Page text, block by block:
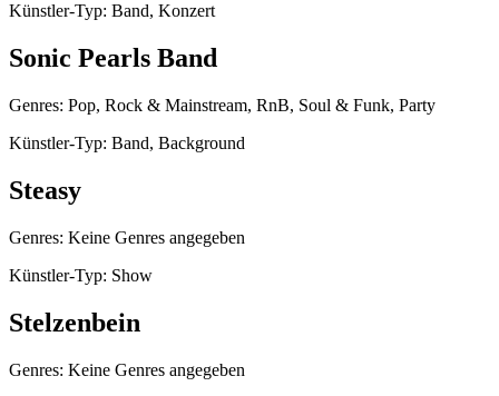
Künstler-Typ: Band, Konzert
Sonic Pearls Band
Genres: Pop, Rock & Mainstream, RnB, Soul & Funk, Party
Künstler-Typ: Band, Background
Steasy
Genres: Keine Genres angegeben
Künstler-Typ: Show
Stelzenbein
Genres: Keine Genres angegeben